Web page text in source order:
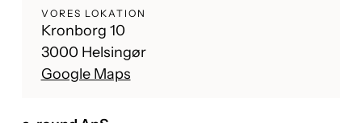
VORES LOKATION
Kronborg 10
3000 Helsingør
Google Maps